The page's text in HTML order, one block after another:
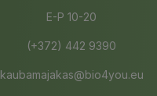
E-P 10-20
(+372) 442 9390
kaubamajakas@bio4you.eu